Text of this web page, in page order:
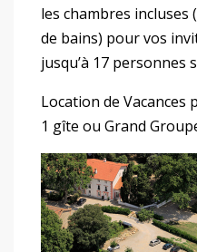
les chambres incluses
de bains) pour vos
jusqu’à 17 personnes
Location de Vacances
1 gîte ou Grand